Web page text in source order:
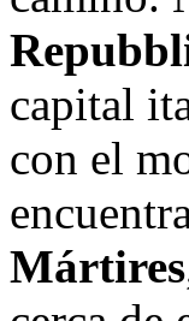
capital
con el
Mártires